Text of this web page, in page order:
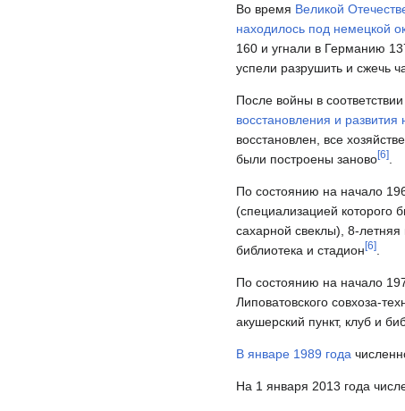
Во время Великой
находилось под немецкой
160 и угнали в Германию
успели разрушить и сжечь
После войны в
восстановления и
восстановлен, все
были построены заново[6]
По состоянию на начало
(специализацией которого
сахарной свеклы), 8-
библиотека и стадион [6]
По состоянию на начало
Липоватовского совхоза-
акушерский пункт, клуб и
В январе 1989 года
На 1 января 2013 года